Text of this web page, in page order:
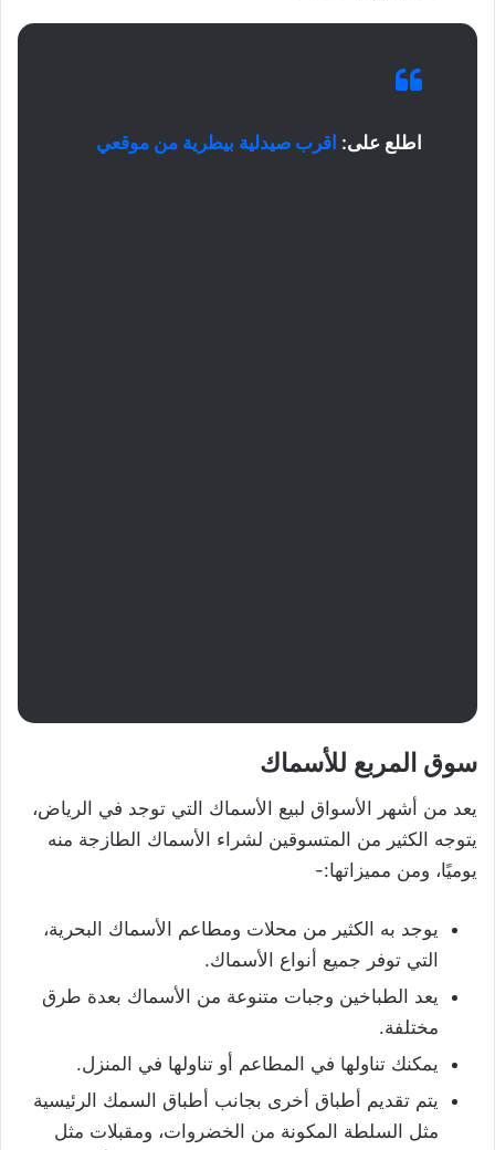
اطلع على: اقرب صيدلية بيطرية من موقعي
سوق المربع للأسماك
يعد من أشهر الأسواق لبيع الأسماك التي توجد في الرياض،
يتوجه الكثير من المتسوقين لشراء الأسماك الطازجة منه
يوميًا، ومن مميزاتها:-
يوجد به الكثير من محلات ومطاعم الأسماك البحرية،
التي توفر جميع أنواع الأسماك.
يعد الطباخين وجبات متنوعة من الأسماك بعدة طرق
مختلفة.
يمكنك تناولها في المطاعم أو تناولها في المنزل.
يتم تقديم أطباق أخرى بجانب أطباق السمك الرئيسية
مثل السلطة المكونة من الخضروات، ومقبلات مثل